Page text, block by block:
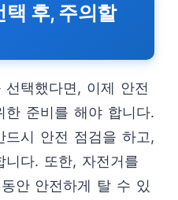
후, 주의할
택했다면, 이제 안전
한 준비를 해야 합니다.
드시 안전 점검을 하고,
니다. 또한, 자전거를
안 안전하게 탈 수 있